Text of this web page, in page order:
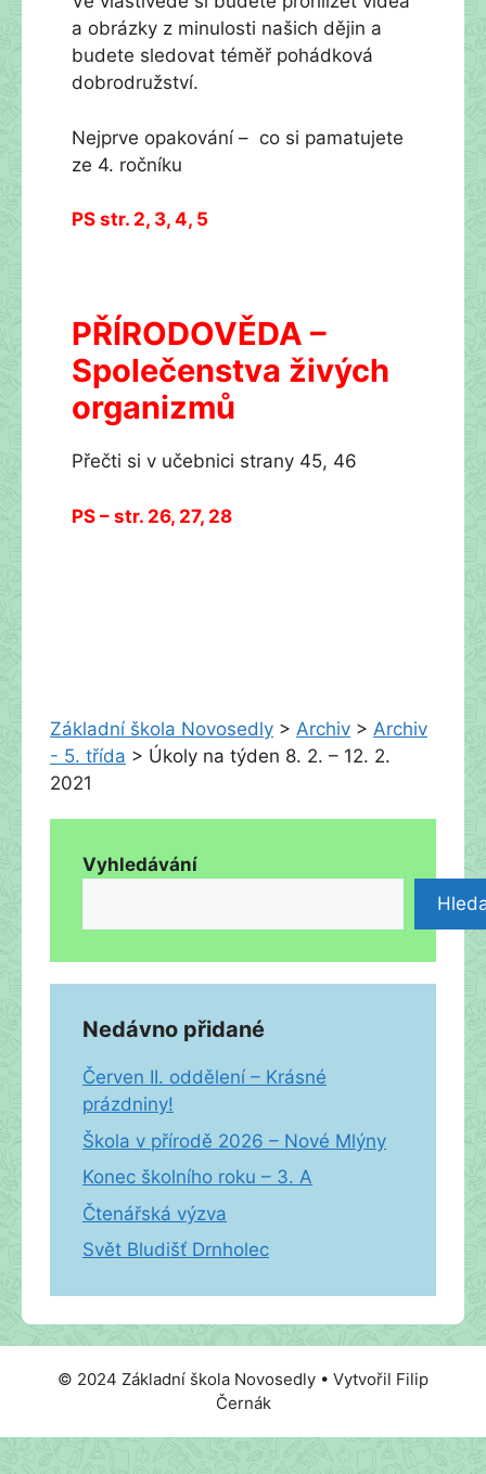
a obrázky z minulosti našich dějin a
budete sledovat téměř pohádková
dobrodružství.
Nejprve opakování – co si pamatujete
ze 4. ročníku
PS str. 2, 3, 4, 5
PŘÍRODOVĚDA –
Společenstva živých
organizmů
Přečti si v učebnici strany 45, 46
PS – str. 26, 27, 28
Základní škola Novosedly > Archiv > Archiv
- 5. třída > Úkoly na týden 8. 2. – 12. 2.
2021
Vyhledávání
Nedávno přidané
Červen II. oddělení – Krásné
prázdniny!
Škola v přírodě 2026 – Nové Mlýny
Konec školního roku – 3. A
Čtenářská výzva
Svět Bludišť Drnholec
© 2024 Základní škola Novosedly • Vytvořil Filip
Černák